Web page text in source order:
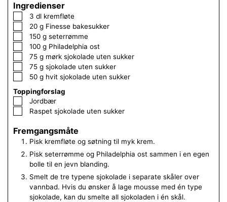
Ingredienser
▢3 dl kremfløte
▢20 g Finesse bakesukker
▢
150 g seterrømme
▢
100 g Philadelphia ost
▢
75 g mørk sjokolade uten sukker
▢
75 g sjokolade uten sukker
▢50 g hvit sjokolade uten sukker
Toppingforslag
▢
Jordbær
▢Raspet sjokolade uten sukker
Fremgangsmåte
Pisk kremfløte og søtning til myk krem.
Pisk seterrømme og Philadelphia ost sammen i en egen
bolle til en jevn blanding.
Smelt de tre typene sjokolade i separate skåler over
vannbad. Hvis du ønsker å lage mousse med én type
sjokolade, kan du smelte all sjokoladen i én skål.